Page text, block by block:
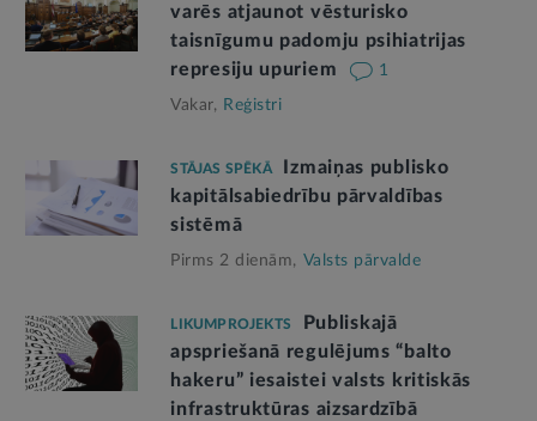
varēs atjaunot vēsturisko
taisnīgumu padomju psihiatrijas
represiju upuriem
1
Vakar, Reģistri
STĀJAS SPĒKĀ
Izmaiņas publisko
kapitālsabiedrību pārvaldības
sistēmā
Pirms 2 dienām, Valsts pārvalde
LIKUMPROJEKTS
Publiskajā
apspriešanā regulējums “balto
hakeru” iesaistei valsts kritiskās
infrastruktūras aizsardzībā